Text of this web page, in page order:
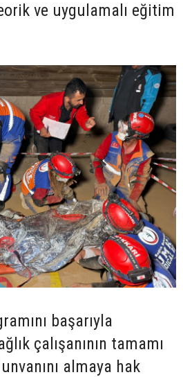
ve uygulamalı eğitim
başarıyla
çalışanının tamamı
almaya hak